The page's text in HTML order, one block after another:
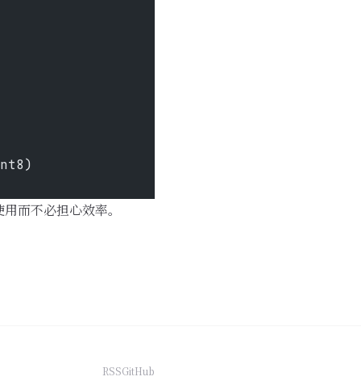
而不必担心效率。
RSSGitHub